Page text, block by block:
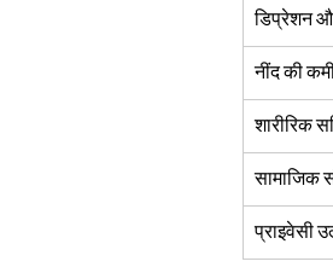
डिप्रेशन
नींद की
शारीरिक
सामाजिक
प्राइवेसी